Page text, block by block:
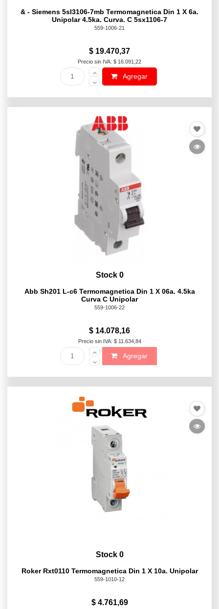
& - Siemens 5sl3106-7mb Termomagnetica Din 1 X 6a.
Unipolar 4.5ka. Curva. C 5sx1106-7
559-1006-21
$ 19.470,37
Precio sin IVA: $ 16.091,22
Agregar
Stock 0
Abb Sh201 L-c6 Termomagnetica Din 1 X 06a. 4.5ka
Curva C Unipolar
559-1006-22
$ 14.078,16
Precio sin IVA: $ 11.634,84
Agregar
Stock 0
Roker Rxt0110 Termomagnetica Din 1 X 10a. Unipolar
559-1010-12
$ 4.761,69